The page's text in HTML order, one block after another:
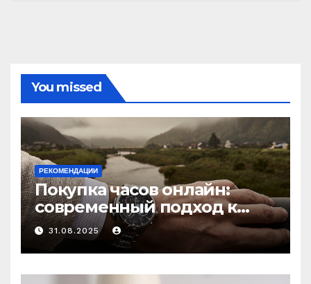
You missed
РЕКОМЕНДАЦИИ
Покупка часов онлайн:
современный подход к
выбору аксессуаров
31.08.2025